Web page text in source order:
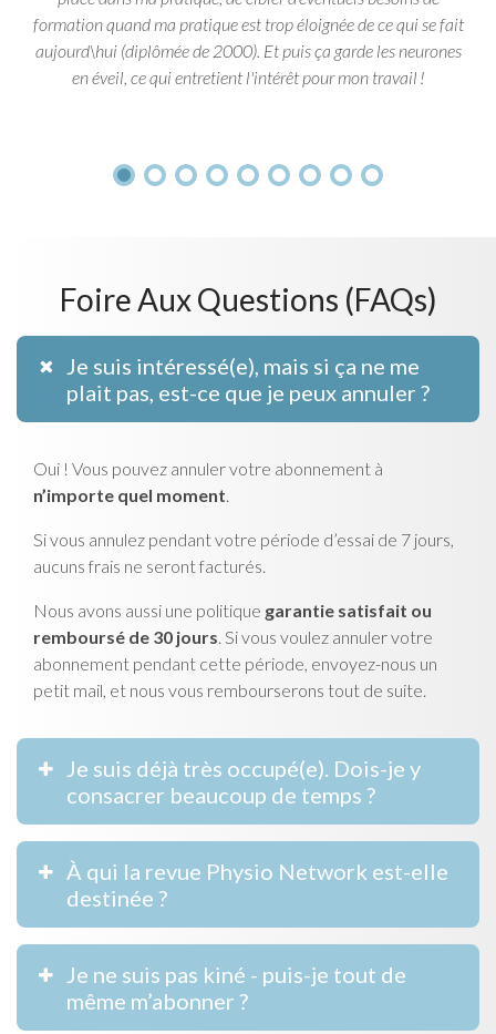
formation quand ma pratique est trop éloignée de ce qui se fait
aujourd\hui (diplômée de 2000). Et puis ça garde les neurones
en éveil, ce qui entretient l'intérêt pour mon travail !
Foire Aux Questions (FAQs)
Je suis intéressé(e), mais si ça ne me
plait pas, est-ce que je peux annuler ?
Oui ! Vous pouvez annuler votre abonnement à
n’importe quel moment
Si vous annulez pendant votre période d’essai de 7 jours,
aucuns frais ne seront facturés.
Nous avons aussi une politique garantie satisfait ou
remboursé de 30 jours . Si vous voulez annuler votre
abonnement pendant cette période, envoyez-nous un
petit mail, et nous vous rembourserons tout de suite.
Je suis déjà très occupé(e). Dois-je y
consacrer beaucoup de temps ?
À qui la revue Physio Network est-elle
destinée ?
Je ne suis pas kiné - puis-je tout de
même m’abonner ?